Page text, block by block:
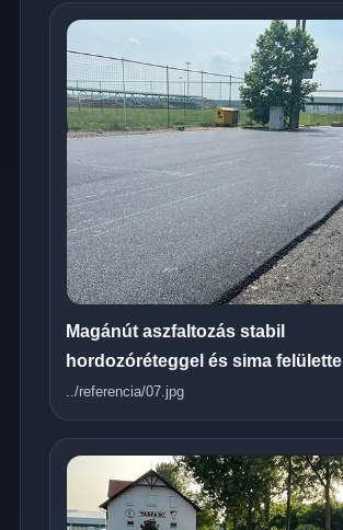
Magánút aszfaltozás stabil
hordozóréteggel és sima felülettel
../referencia/07.jpg